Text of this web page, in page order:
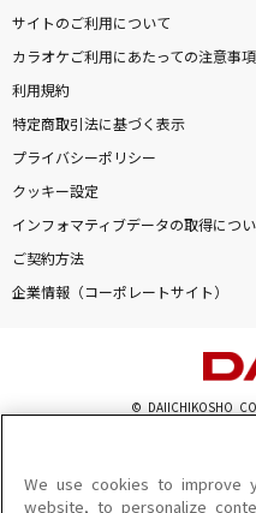
サイトのご利用について
カラオケご利用にあたっての注意事項
利用規約
特定商取引法に基づく表示
プライバシーポリシー
クッキー設定
インフォマティブデータの取得につい
ご契約方法
企業情報（コーポレートサイト）
© DAIICHIKOSHO
このサイトに掲載されている一切の文
を問わず、著作権法の定める範囲を超
を禁じます。
We use cookies to improve
website, to personalize